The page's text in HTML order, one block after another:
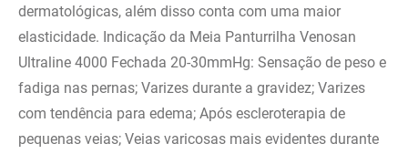
dermatológicas, além disso conta com uma maior
elasticidade. Indicação da Meia Panturrilha Venosan
Ultraline 4000 Fechada 20-30mmHg: Sensação de peso e
fadiga nas pernas; Varizes durante a gravidez; Varizes
com tendência para edema; Após escleroterapia de
pequenas veias; Veias varicosas mais evidentes durante